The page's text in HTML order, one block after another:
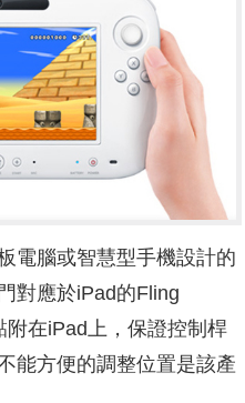
電腦或智慧型手機設計的
對應於iPad的Fling
在iPad上，保證控制桿
能方便的調整位置是該產